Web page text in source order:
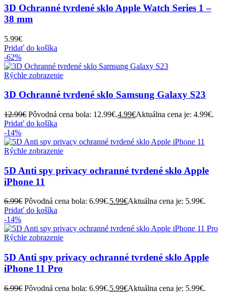
3D Ochranné tvrdené sklo Apple Watch Series 1 –
38 mm
5.99€
Pridať do košíka
-62%
Rýchle zobrazenie
3D Ochranné tvrdené sklo Samsung Galaxy S23
12.99€ Pôvodná cena bola: 12.99€.4.99€Aktuálna cena je: 4.99€.
Pridať do košíka
-14%
Rýchle zobrazenie
5D Anti spy privacy ochranné tvrdené sklo Apple
iPhone 11
6.99€ Pôvodná cena bola: 6.99€.5.99€Aktuálna cena je: 5.99€.
Pridať do košíka
-14%
Rýchle zobrazenie
5D Anti spy privacy ochranné tvrdené sklo Apple
iPhone 11 Pro
6.99€ Pôvodná cena bola: 6.99€.5.99€Aktuálna cena je: 5.99€.